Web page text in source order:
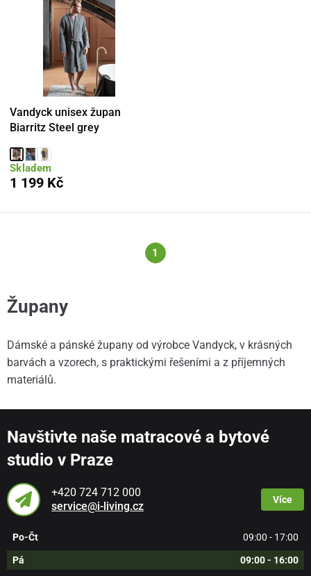
Vandyck unisex župan
Biarritz Steel grey
Skladem
1 199 Kč
1
Župany
Dámské a pánské župany od výrobce Vandyck, v krásných
barvách a vzorech, s praktickými řešeními a z příjemných
materiálů.
Navštivte naše matracové a bytové
studio v Praze
+420 724 712 000
service@i-living.cz
Více
Po-Čt 09:00 - 17:00
Pá 09:00 - 16:00